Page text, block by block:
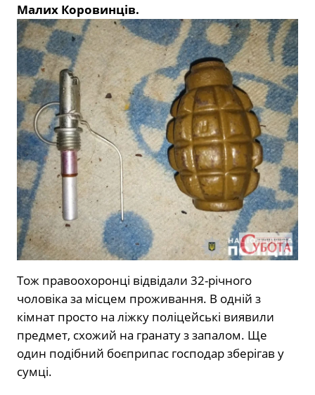
Малих Коровинців.
Тож правоохоронці відвідали 32-річного
чоловіка за місцем проживання. В одній з
кімнат просто на ліжку поліцейські виявили
предмет, схожий на гранату з запалом. Ще
один подібний боєприпас господар зберігав у
сумці.